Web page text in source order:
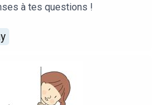
à tes questions !